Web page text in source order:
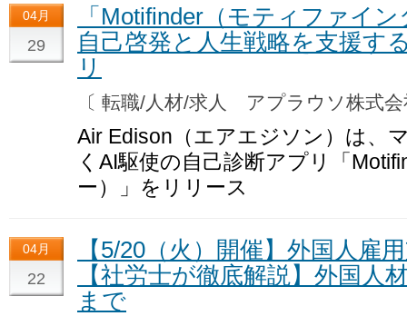
04月
29
「Motifinder（モティファイ
自己啓発と人生戦略を支援す
リ
〔 転職/人材/求人 アプラウソ株式
Air Edison（エアエジソン）は、
くAI駆使の自己診断アプリ「
ー）」をリリース
04月
22
【5/20（火）開催】外国人雇
【社労士が徹底解説】外国人
まで